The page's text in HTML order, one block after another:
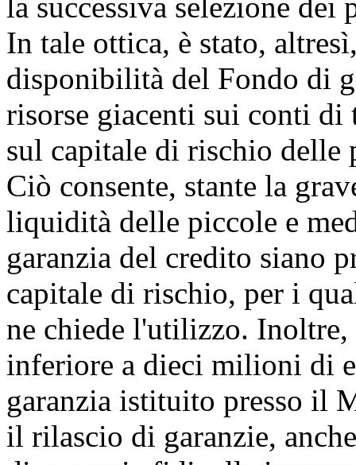
In tale ottica, è stato,
disponibilità del Fondo di
risorse giacenti sui conti
sul capitale di rischio delle
Ciò consente, stante la
liquidità delle piccole e
garanzia del credito siano
capitale di rischio, per i
ne chiede l'utilizzo. Inoltre,
inferiore a dieci milioni di
garanzia istituito presso il
il rilascio di garanzie,